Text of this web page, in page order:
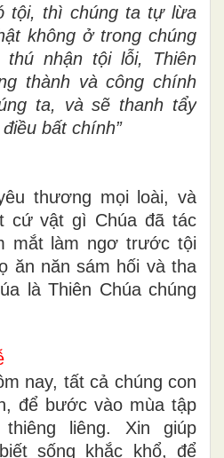
tội, thì chúng ta tự lừa
không ở trong chúng
nhận tội lỗi, Thiên
thành và công chính
ta, và sẽ thanh tẩy
bất chính”
thương mọi loài, và
cứ vật gì Chúa đã tác
mắt làm ngơ trước tội
ăn năn sám hối và tha
là Thiên Chúa chúng
nay, tất cả chúng con
để bước vào mùa tập
liêng. Xin giúp
sống khắc khổ, để